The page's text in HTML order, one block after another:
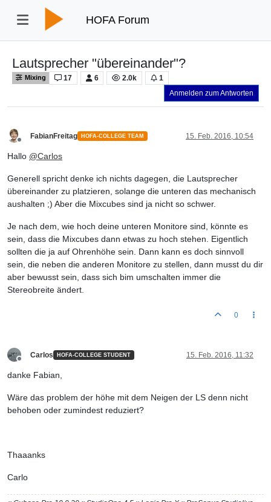
HOFA Forum
Lautsprecher "übereinander"?
Mixing 17 6 2.0k
1
Anmelden zum Antworten
FabianFreitag HOFA-COLLEGE TEAM 15. Feb. 2016, 10:54
Hallo @Carlos
Generell spricht denke ich nichts dagegen, die Lautsprecher
übereinander zu platzieren, solange die unteren das mechanisch
aushalten ;) Aber die Mixcubes sind ja nicht so schwer.
Je nach dem, wie hoch deine unteren Monitore sind, könnte es
sein, dass die Mixcubes dann etwas zu hoch stehen. Eigentlich
sollten die ja auf Ohrenhöhe sein. Dann kann es doch sinnvoll
sein, die neben die anderen Monitore zu stellen, dann musst du dir
aber bewusst sein, dass sich bim umschalten immer die
Stereobreite ändert.
0
Carlos HOFA-COLLEGE STUDENT 15. Feb. 2016, 11:32
danke Fabian,
Wäre das problem der höhe mit dem Neigen der LS denn nicht
behoben oder zumindest reduziert?
Thaaanks
Carlo